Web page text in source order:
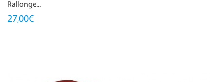
Rallonge...
27,00€